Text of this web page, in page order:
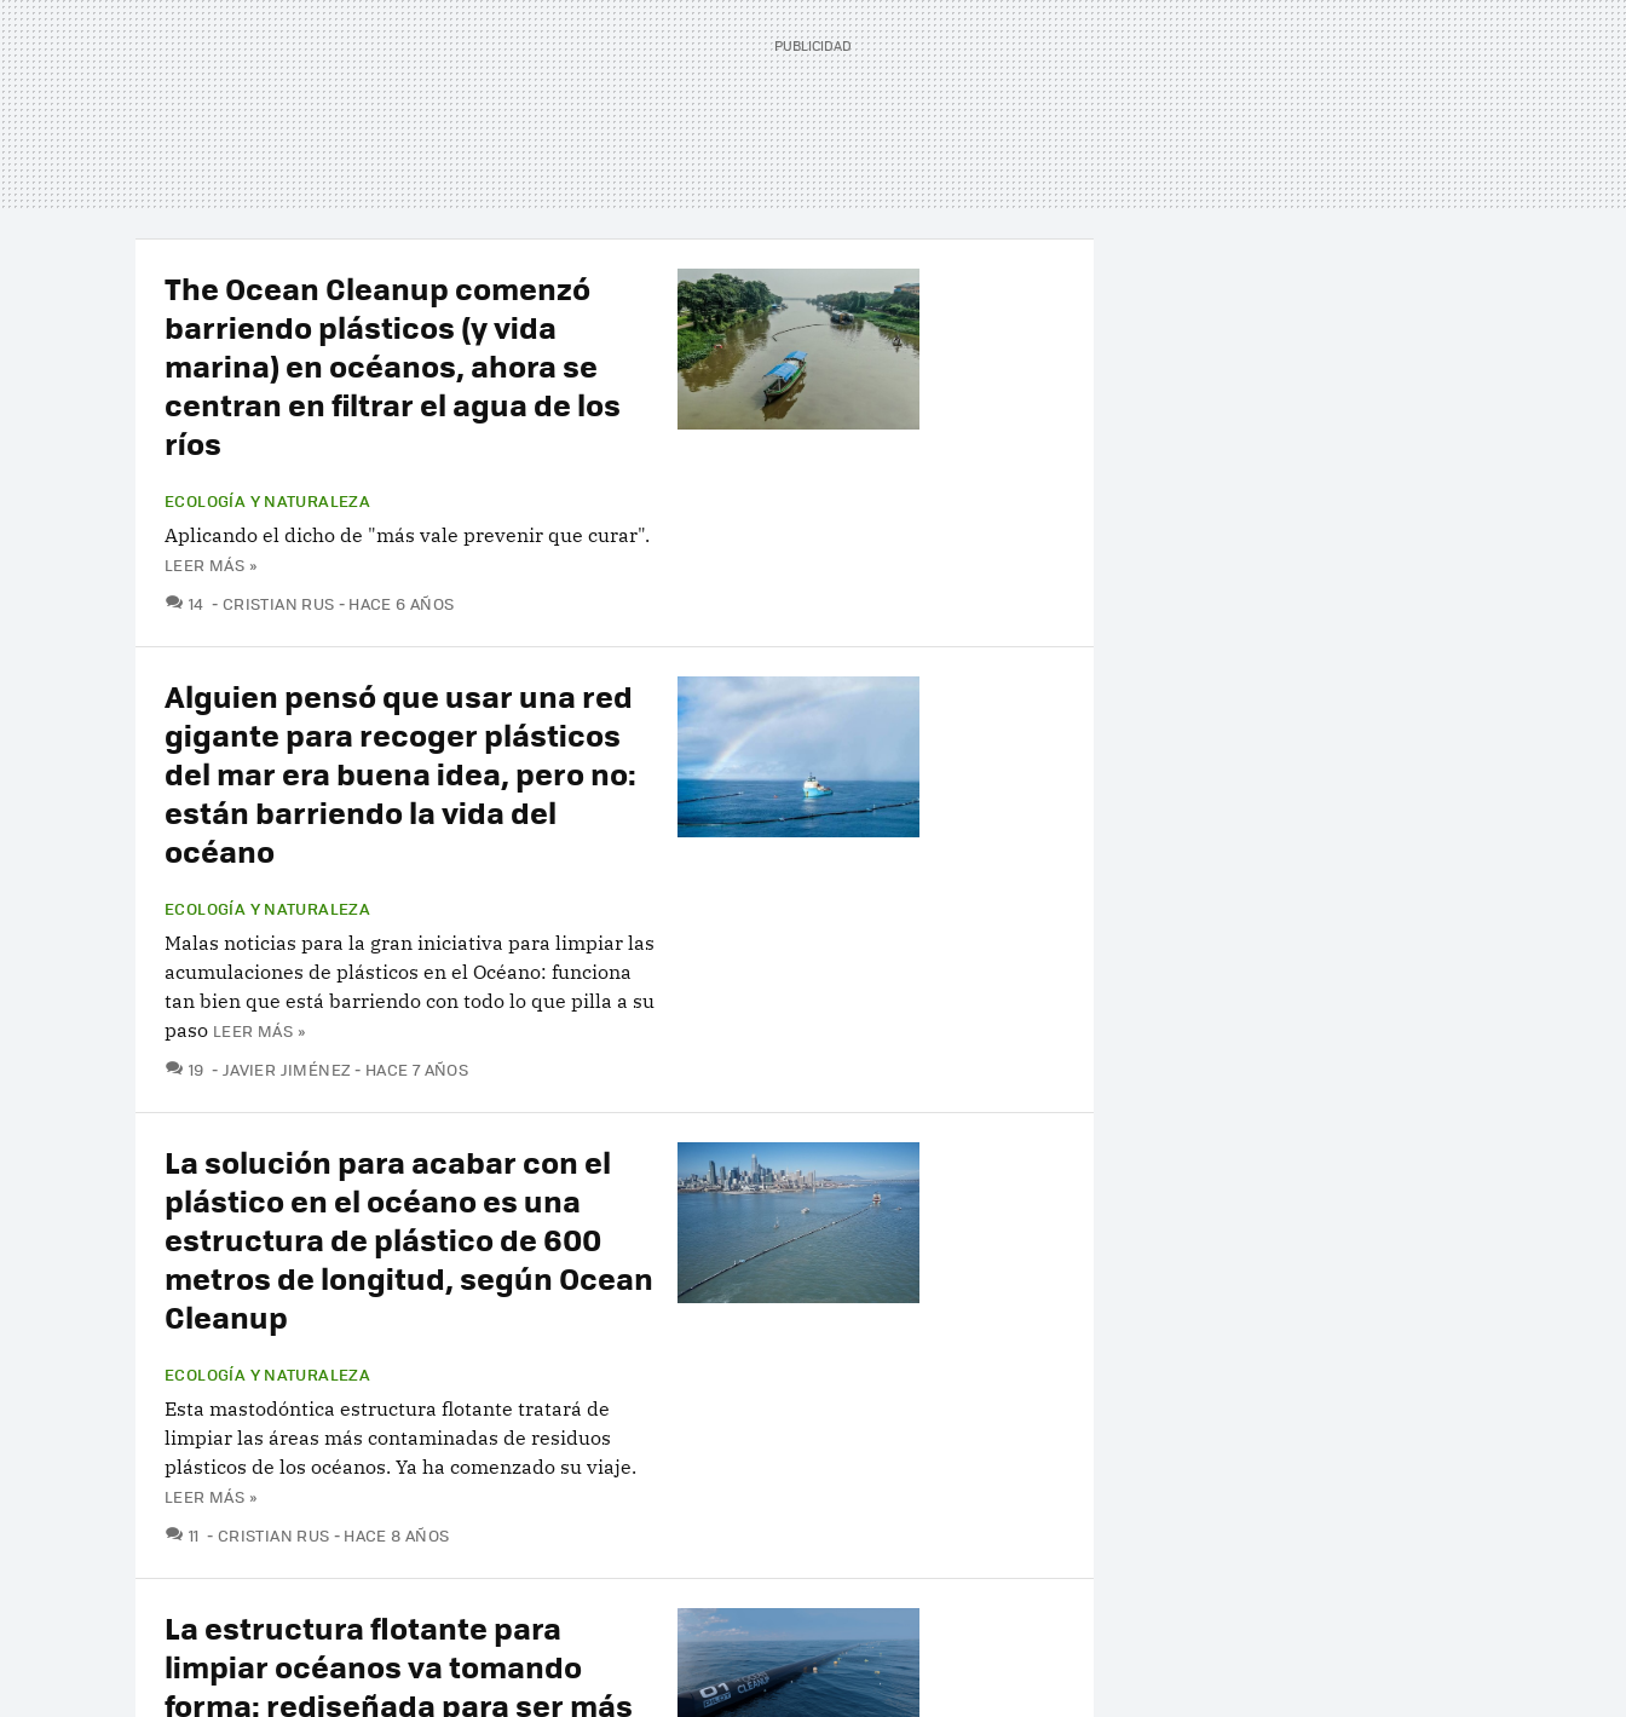
The Ocean Cleanup comenzó
barriendo plásticos (y vida
marina) en océanos, ahora se
centran en filtrar el agua de los
ríos
ECOLOGÍA Y NATURALEZA
Aplicando el dicho de "más vale prevenir que curar".
LEER MÁS »
14 COMENTARIOS
CRISTIAN RUS HACE 6 AÑOS
Alguien pensó que usar una red
gigante para recoger plásticos
del mar era buena idea, pero no:
están barriendo la vida del
océano
ECOLOGÍA Y NATURALEZA
Malas noticias para la gran iniciativa para limpiar las
acumulaciones de plásticos en el Océano: funciona
tan bien que está barriendo con todo lo que pilla a su
paso LEER MÁS »
19 COMENTARIOS
JAVIER JIMÉNEZ HACE 7 AÑOS
La solución para acabar con el
plástico en el océano es una
estructura de plástico de 600
metros de longitud, según Ocean
Cleanup
ECOLOGÍA Y NATURALEZA
Esta mastodóntica estructura flotante tratará de
limpiar las áreas más contaminadas de residuos
plásticos de los océanos. Ya ha comenzado su viaje.
LEER MÁS »
11 COMENTARIOS
CRISTIAN RUS HACE 8 AÑOS
La estructura flotante para
limpiar océanos va tomando
forma: rediseñada para ser más